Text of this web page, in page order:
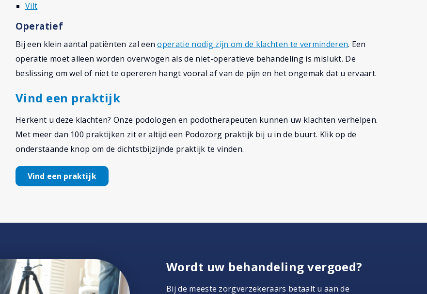
Vilt
Operatief
Bij een klein aantal patiënten zal eenoperatie nodig zijn om de klachten te verminderen. Een
operatie moet alleen worden overwogen als de niet-operatieve behandeling is mislukt. De
beslissing om wel of niet te opereren hangt vooral af van de pijn en het ongemak dat u ervaart.
Vind een praktijk
Herkent u deze klachten? Onze podologen en podotherapeuten kunnen uw klachten verhelpen.
Met meer dan 100 praktijken zit er altijd een Podozorg praktijk bij u in de buurt. Klik op de
onderstaande knop om de dichtstbijzijnde praktijk te vinden.
Vind een praktijk
Wordt uw behandeling vergoed?
Bij de meeste zorgverzekeraars betaalt u aan de